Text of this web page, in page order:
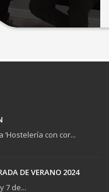
‘Hostelería con cor...
DE VERANO 2024
7 de...